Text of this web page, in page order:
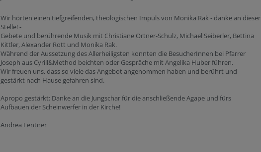
Wir hörten einen tiefgreifenden, theologischen Impuls von Monika Rak - danke an dieser
Stelle! -
Gebete und berührende Musik mit Christiane Ortner-Schulz, Michael Seiberler, Bettina
Kittler, Alexander Rott und Monika Rak.
Während der Aussetzung des Allerheiligsten konnten die BesucherInnen bei Pfarrer
Joseph aus Cyrill&Method beichten oder Gespräche mit Angelika Huber führen.
Wir freuen uns, dass so viele das Angebot angenommen haben und berührt und
gestärkt nach Hause gefahren sind.
Apropo gestärkt: Danke an die Jungschar für die anschließende Agape und fürs
Aufbauen der Scheinwerfer in der Kirche!
Andrea Lentner